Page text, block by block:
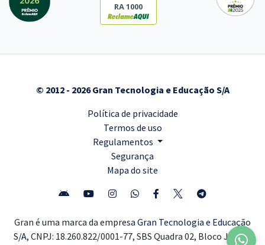
RA 1000
© 2012 - 2026 Gran Tecnologia e Educação S/A
Política de privacidade
Termos de uso
Regulamentos
Segurança
Mapa do site
Gran é uma marca da empresa Gran Tecnologia e Educação
S/A, CNPJ: 18.260.822/0001-77, SBS Quadra 02, Bloco J, Lote